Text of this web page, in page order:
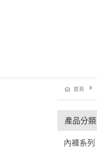
首頁
產品分類
內褲系列